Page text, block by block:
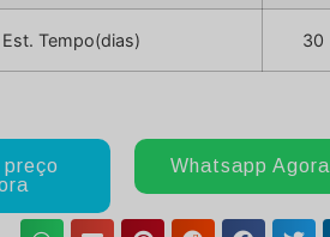
Est. Tempo(dias) 30
Whatsapp Agora